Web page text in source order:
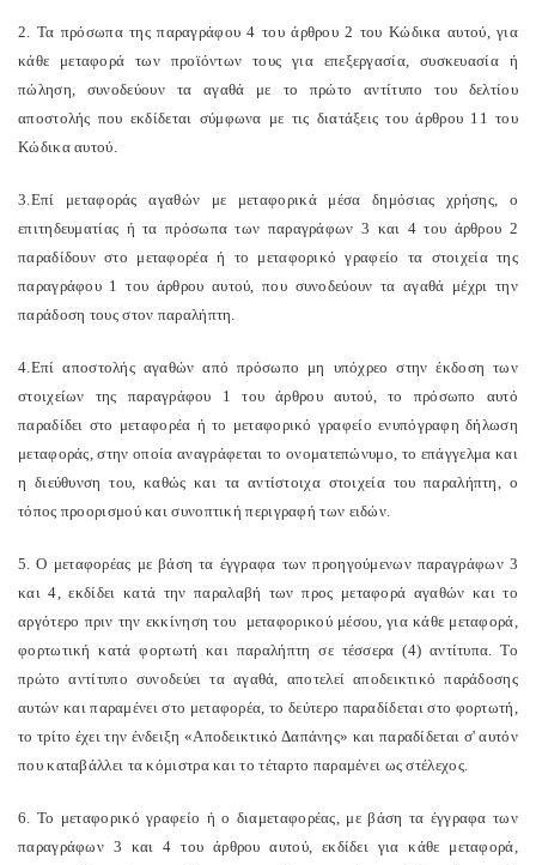
2. Τα πρόσωπα της παραγράφου 4 του άρθρου 2 του Κώδικα αυτού, για
κάθε μεταφορά των προϊόντων τους για επεξεργασία, συσκευασία ή
πώληση, συνοδεύουν τα αγαθά με το πρώτο αντίτυπο του δελτίου
αποστολής που εκδίδεται σύμφωνα με τις διατάξεις του άρθρου 11 του
Κώδικα αυτού.
3.Επί μεταφοράς αγαθών με μεταφορικά μέσα δημόσιας χρήσης, ο
επιτηδευματίας ή τα πρόσωπα των παραγράφων 3 και 4 του άρθρου 2
παραδίδουν στο μεταφορέα ή το μεταφορικό γραφείο τα στοιχεία της
παραγράφου 1 του άρθρου αυτού, που συνοδεύουν τα αγαθά μέχρι την
παράδοση τους στον παραλήπτη.
4.Επί αποστολής αγαθών από πρόσωπο μη υπόχρεο στην έκδοση των
στοιχείων της παραγράφου 1 του άρθρου αυτού, το πρόσωπο αυτό
παραδίδει στο μεταφορέα ή το μεταφορικό γραφείο ενυπόγραφη δήλωση
μεταφοράς, στην οποία αναγράφεται το ονοματεπώνυμο, το επάγγελμα και
η διεύθυνση του, καθώς και τα αντίστοιχα στοιχεία του παραλήπτη, ο
τόπος προορισμού και συνοπτική περιγραφή των ειδών.
5. Ο μεταφορέας με βάση τα έγγραφα των προηγούμενων παραγράφων 3
και 4, εκδίδει κατά την παραλαβή των προς μεταφορά αγαθών και το
αργότερο πριν την εκκίνηση του μεταφορικού μέσου, για κάθε μεταφορά,
φορτωτική κατά φορτωτή και παραλήπτη σε τέσσερα (4) αντίτυπα. Το
πρώτο αντίτυπο συνοδεύει τα αγαθά, αποτελεί αποδεικτικό παράδοσης
αυτών και παραμένει στο μεταφορέα, το δεύτερο παραδίδεται στο φορτωτή,
το τρίτο έχει την ένδειξη «Αποδεικτικό Δαπάνης» και παραδίδεται σ' αυτόν
που καταβάλλει τα κόμιστρα και το τέταρτο παραμένει ως στέλεχος.
6. Το μεταφορικό γραφείο ή ο διαμεταφορέας, με βάση τα έγγραφα των
παραγράφων 3 και 4 του άρθρου αυτού, εκδίδει για κάθε μεταφορά,